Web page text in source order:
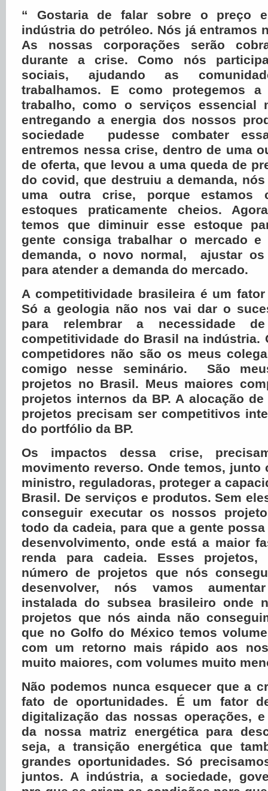
“ Gostaria de falar sobre o preço
indústria do petróleo. Nós já entramos
As nossas corporações serão
durante a crise. Como nós
sociais, ajudando as
trabalhamos. E como protegemos
trabalho, como o serviços essencial
entregando a energia dos nossos
sociedade pudesse combater
entremos nessa crise, dentro de uma
de oferta, que levou a uma queda de
do covid, que destruiu a demanda,
uma outra crise, porque estamos
estoques praticamente cheios.
temos que diminuir esse estoque
gente consiga trabalhar o mercado e
demanda, o novo normal, ajustar os
para atender a demanda do mercado.
A competitividade brasileira é um
Só a geologia não nos vai dar o
para relembrar a necessidade
competitividade do Brasil na indústria.
competidores não são os meus
comigo nesse seminário. São
projetos no Brasil. Meus maiores
projetos internos da BP. A alocação
projetos precisam ser competitivos
do portfólio da BP.
Os impactos dessa crise,
movimento reverso. Onde temos, junto
ministro, reguladoras, proteger a
Brasil. De serviços e produtos. Sem
conseguir executar os nossos
todo da cadeia, para que a gente
desenvolvimento, onde está a maior
renda para cadeia. Esses
número de projetos que nós
desenvolver, nós vamos
instalada do subsea brasileiro onde
projetos que nós ainda não
que no Golfo do México temos
com um retorno mais rápido aos
muito maiores, com volumes muito
Não podemos nunca esquecer que a
fato de oportunidades. É um fator
digitalização das nossas operações,
da nossa matriz energética para
seja, a transição energética que
grandes oportunidades. Só
juntos. A indústria, a sociedade,